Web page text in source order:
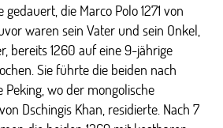
die Marco Polo 1271 von
waren sein Vater und sein Onkel,
bereits 1260 auf eine 9-jährige
Sie führte die beiden nach
Peking, wo der mongolische
Dschingis Khan, residierte. Nach 7